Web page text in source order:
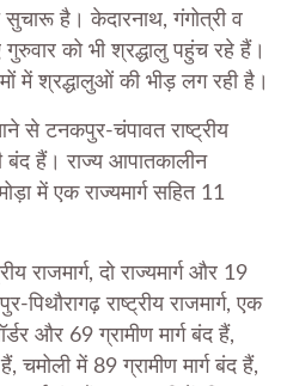
सुचारू है। केदारनाथ, गंगोत्री व
गुरुवार को भी श्रद्धालु पहुंच रहे हैं।
में श्रद्धालुओं की भीड़ लग रही है।
से टनकपुर-चंपावत राष्ट्रीय
बंद हैं। राज्य आपातकालीन
में एक राज्यमार्ग सहित 11
राजमार्ग, दो राज्यमार्ग और 19
पिथौरागढ़ राष्ट्रीय राजमार्ग, एक
और 69 ग्रामीण मार्ग बंद हैं,
चमोली में 89 ग्रामीण मार्ग बंद हैं,